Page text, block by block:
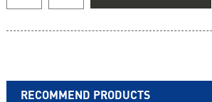
RECOMMEND PRODUCTS